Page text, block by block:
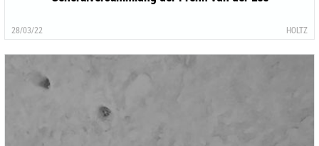
28/03/22 HOLTZ